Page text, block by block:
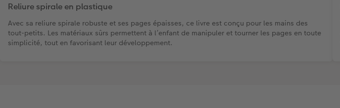
Reliure spirale en plastique
Avec sa reliure spirale robuste et ses pages épaisses, ce livre est conçu pour les mains des
tout-petits. Les matériaux sûrs permettent à l’enfant de manipuler et tourner les pages en toute
simplicité, tout en favorisant leur développement.